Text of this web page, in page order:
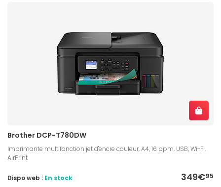
Brother DCP-T780DW
Imprimante multifonction jet d'encre couleur, A4, 16 ppm, USB, Wi-Fi,
AirPrint
349€95
Dispo web : En stock